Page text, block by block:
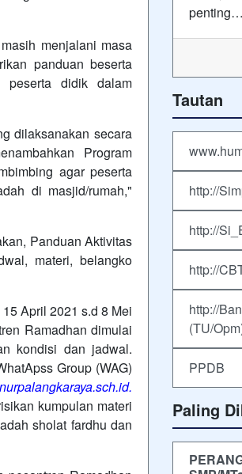
menjalani masa
panduan beserta
peserta didik dalam
dilaksanakan secara
Program
agar peserta
di masjid/rumah,"
Panduan Aktivitas
materi, belangko
April 2021 s.d 8 Mei
Ramadhan dimulai
kondisi dan jadwal.
Group (WAG)
kumpulan materi
sholat fardhu dan
penting…
Tautan
http://
http://
http://
http://
(TU/
PPDB
Paling